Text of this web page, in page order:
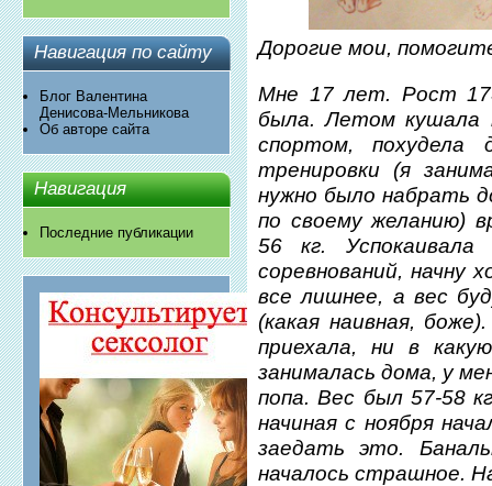
Навигация по сайту
Блог Валентина
Денисова-Мельникова
Об авторе сайта
Навигация
Последние публикации
Дорогие мои,
Мне 17 лет. Рост
была. Летом кушала
спортом,
тренировки (я
нужно было набрать
по своему желанию)
56 кг.
соревнований, начну
все лишнее, а вес
(какая наивная,
приехала, ни в
занималась дома, у
попа. Вес был 57-58
начиная с ноября
заедать это.
началось страшное.